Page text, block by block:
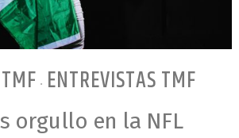
• ENTREVISTAS TMF
orgullo en la NFL